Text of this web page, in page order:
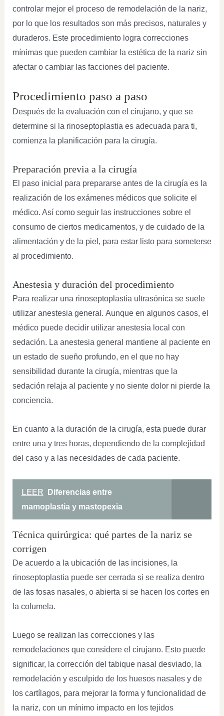
controlar mejor el proceso de remodelación de la nariz,
por lo que los resultados son más precisos, naturales y
duraderos. Este procedimiento logra correcciones
mínimas que pueden cambiar la estética de la nariz sin
afectar o cambiar las facciones del paciente.
Procedimiento paso a paso
Después de la evaluación con el cirujano, y que se
determine si la rinoseptoplastia es adecuada para ti,
comienza la planificación para la cirugía.
Preparación previa a la cirugía
El paso inicial para prepararse antes de la cirugía es la
realización de los exámenes médicos que solicite el
médico. Así como seguir las instrucciones sobre el
consumo de ciertos medicamentos, y de cuidado de la
alimentación y de la piel, para estar listo para someterse
al procedimiento.
Anestesia y duración del procedimiento
Para realizar una rinoseptoplastia ultrasónica se suele
utilizar anestesia general. Aunque en algunos casos, el
médico puede decidir utilizar anestesia local con
sedación. La anestesia general mantiene al paciente en
un estado de sueño profundo, en el que no hay
sensibilidad durante la cirugía, mientras que la
sedación relaja al paciente y no siente dolor ni pierde la
conciencia.
En cuanto a la duración de la cirugía, esta puede durar
entre una y tres horas, dependiendo de la complejidad
del caso y a las necesidades de cada paciente.
LEER
Diferencias entre
mamoplastia y mastopexia
Técnica quirúrgica: qué partes de la nariz se
corrigen
De acuerdo a la ubicación de las incisiones, la
rinoseptoplastia puede ser cerrada si se realiza dentro
de las fosas nasales, o abierta si se hacen los cortes en
la columela.
Luego se realizan las correcciones y las
remodelaciones que considere el cirujano. Esto puede
significar, la corrección del tabique nasal desviado, la
remodelación y esculpido de los huesos nasales y de
los cartílagos, para mejorar la forma y funcionalidad de
la nariz, con un mínimo impacto en los tejidos